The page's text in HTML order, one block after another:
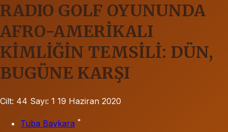
RADIO GOLF OYUNUNDA
AFRO-AMERİKALI
KİMLİĞİN TEMSİLİ: DÜN,
BUGÜNE KARŞI
Cilt: 44 Sayı: 1 19 Haziran 2020
Tuba Baykara *